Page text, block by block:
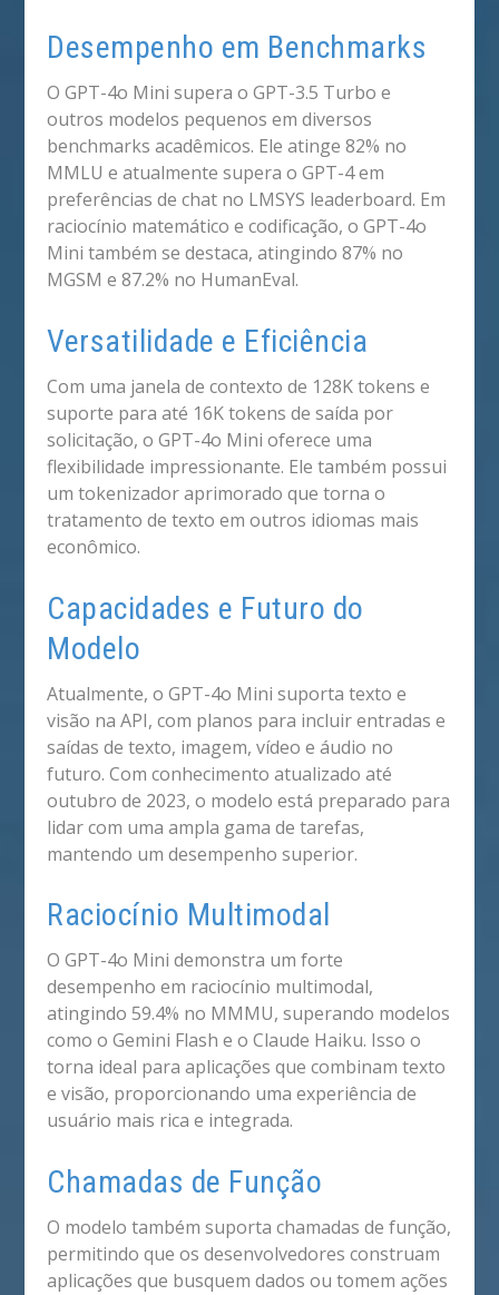
Desempenho em Benchmarks
O GPT-4o Mini supera o GPT-3.5 Turbo e
outros modelos pequenos em diversos
benchmarks acadêmicos. Ele atinge 82% no
MMLU e atualmente supera o GPT-4 em
preferências de chat no LMSYS leaderboard. Em
raciocínio matemático e codificação, o GPT-4o
Mini também se destaca, atingindo 87% no
MGSM e 87.2% no HumanEval.
Versatilidade e Eficiência
Com uma janela de contexto de 128K tokens e
suporte para até 16K tokens de saída por
solicitação, o GPT-4o Mini oferece uma
flexibilidade impressionante. Ele também possui
um tokenizador aprimorado que torna o
tratamento de texto em outros idiomas mais
econômico.
Capacidades e Futuro do
Modelo
Atualmente, o GPT-4o Mini suporta texto e
visão na API, com planos para incluir entradas e
saídas de texto, imagem, vídeo e áudio no
futuro. Com conhecimento atualizado até
outubro de 2023, o modelo está preparado para
lidar com uma ampla gama de tarefas,
mantendo um desempenho superior.
Raciocínio Multimodal
O GPT-4o Mini demonstra um forte
desempenho em raciocínio multimodal,
atingindo 59.4% no MMMU, superando modelos
como o Gemini Flash e o Claude Haiku. Isso o
torna ideal para aplicações que combinam texto
e visão, proporcionando uma experiência de
usuário mais rica e integrada.
Chamadas de Função
O modelo também suporta chamadas de função,
permitindo que os desenvolvedores construam
aplicações que busquem dados ou tomem ações